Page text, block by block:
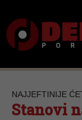
NAJJEFTINIJE
Stanovi